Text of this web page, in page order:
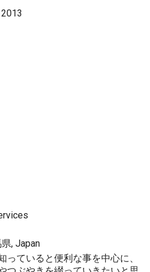
, Japan
っていると便利な事を中心に、